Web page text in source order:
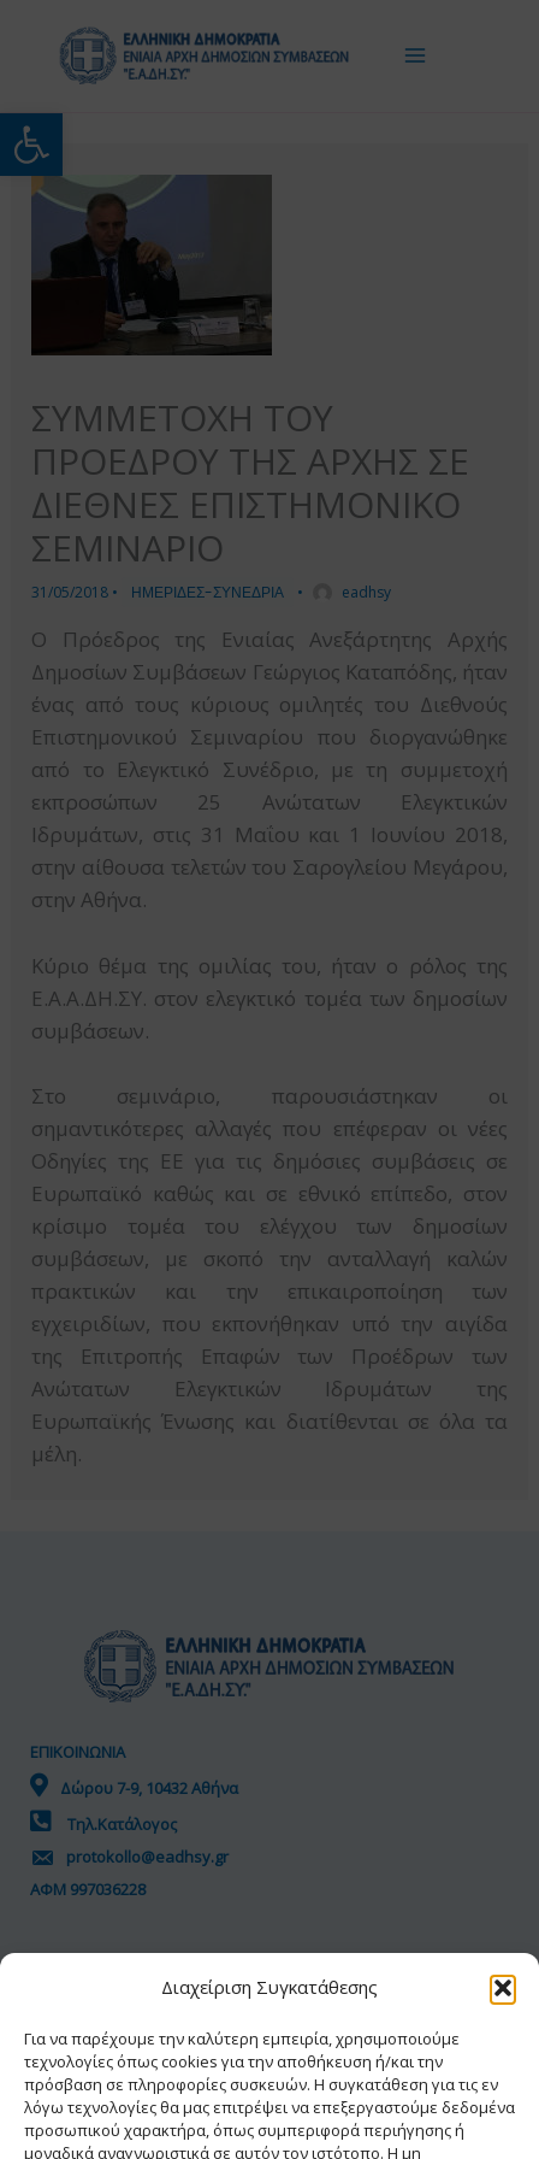
Ανοίξτε τη γραμμή
Διαχείριση Συγκατάθεσης
Για να παρέχουμε την καλύτερη εμπειρία, χρησιμοποιούμε
τεχνολογίες όπως cookies για την αποθήκευση ή/και την
πρόσβαση σε πληροφορίες συσκευών. Η συγκατάθεση για τις εν
λόγω τεχνολογίες θα μας επιτρέψει να επεξεργαστούμε δεδομένα
προσωπικού χαρακτήρα, όπως συμπεριφορά περιήγησης ή
μοναδικά αναγνωριστικά σε αυτόν τον ιστότοπο. Η μη
περιεχόμενο
ΣΥΜΜΕΤΟΧΗ ΤΟΥ
ΠΡΟΕΔΡΟΥ ΤΗΣ ΑΡΧΗΣ ΣΕ
ΔΙΕΘΝΕΣ ΕΠΙΣΤΗΜΟΝΙΚΟ
ΣΕΜΙΝΑΡΙΟ
31/05/2018 • ΗΜΕΡΙΔΕΣ-ΣΥΝΕΔΡΙΑ • eadhsy
Ο Πρόεδρος της Ενιαίας Ανεξάρτητης Αρχής
Δημοσίων Συμβάσεων Γεώργιος Καταπόδης, ήταν
ένας από τους κύριους ομιλητές του Διεθνούς
Επιστημονικού Σεμιναρίου που διοργανώθηκε
από το Ελεγκτικό Συνέδριο, με τη συμμετοχή
εκπροσώπων 25 Ανώτατων Ελεγκτικών
Ιδρυμάτων, στις 31 Μαΐου και 1 Ιουνίου 2018,
στην αίθουσα τελετών του Σαρογλείου Μεγάρου,
στην Αθήνα.
Κύριο θέμα της ομιλίας του, ήταν ο ρόλος της
Ε.Α.Α.ΔΗ.ΣΥ. στον ελεγκτικό τομέα των δημοσίων
συμβάσεων.
Στο σεμινάριο, παρουσιάστηκαν οι
σημαντικότερες αλλαγές που επέφεραν οι νέες
Οδηγίες της ΕΕ για τις δημόσιες συμβάσεις σε
Ευρωπαϊκό καθώς και σε εθνικό επίπεδο, στον
κρίσιμο τομέα του ελέγχου των δημοσίων
συμβάσεων, με σκοπό την ανταλλαγή καλών
πρακτικών και την επικαιροποίηση των
εγχειριδίων, που εκπονήθηκαν υπό την αιγίδα
της Επιτροπής Επαφών των Προέδρων των
Ανώτατων Ελεγκτικών Ιδρυμάτων της
Ευρωπαϊκής Ένωσης και διατίθενται σε όλα τα
μέλη.
ΕΠΙΚΟΙΝΩΝΙΑ
Δώρου 7-9, 10432 Αθήνα
Τηλ.Κατάλογος
protokollo@eadhsy.gr
ΑΦΜ 997036228
Προσωπικά Δεδομένα
Πολιτική Cookies
Δήλωση Προσβασιμότητας